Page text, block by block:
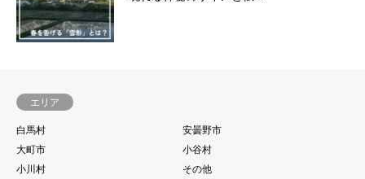
エリア
白馬村
安曇野市
大町市
小谷村
小川村
その他